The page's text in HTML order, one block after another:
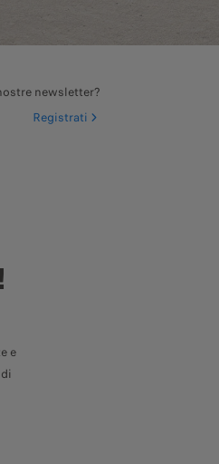
newsletter?
Registrati
e